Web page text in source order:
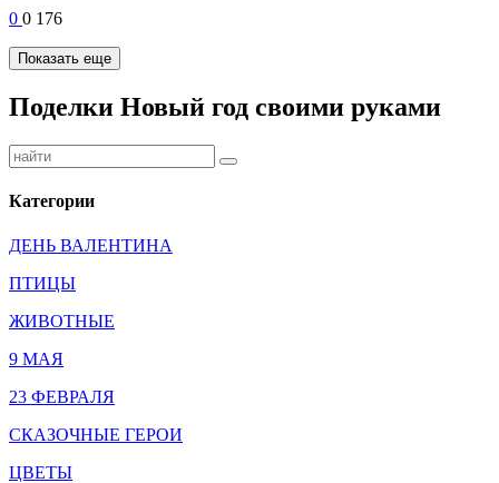
0 0 176
Показать еще
Поделки Новый год своими руками
Категории
ДЕНЬ ВАЛЕНТИНА
ПТИЦЫ
ЖИВОТНЫЕ
9 МАЯ
23 ФЕВРАЛЯ
СКАЗОЧНЫЕ ГЕРОИ
ЦВЕТЫ